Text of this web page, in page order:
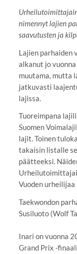
nimennyt lajien
saavutusten ja
Lajien parhaiden
alkanut jo
muutama, mutta
jatkuvasti
lajissa.
Tuoreimpana
Suomen
lajit. Toinen
takaisin listalle
päätteeksi.
Vuoden
Taekwondon
Susiluoto (Wolf
Inari on vuonna
Grand Prix -